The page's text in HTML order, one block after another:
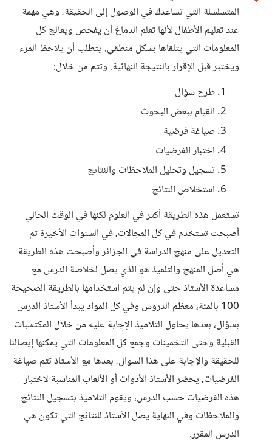
المتسلسلة التي تساعدك في الوصول إلى الحقيقة، وهي مهمة
عند تعليم الأطفال لأنها تعلم الدماغ أن يفحص ويعالج كل
المعلومات التي يتلقاها بشكل منطقي. يتطلب أن يلاحظ المرء
ويختبر قبل الإقرار بالنتيجة النهائية. وتتم من خلال:
طرح سؤال
القيام ببعض البحوث
صياغة فرضية
اختبار الفرضيات
تسجيل وتحليل الملاحظات والنتائج
استخلاص النتائج
تستعمل هذه الطريقة أكثر في العلوم لكنها في الوقت الحالي
أصبحت تستخدم في كل المجالات، في السنوات الأخيرة تم
التعديل على منهج الدراسة في الجزائر وأصبحت هذه الطريقة
هي أصل المنهج والتلميذ هو الذي يصل لخلاصة الدرس مع
مساعدة الأستاذ حتى وإن لم يتم استخدامها بالطريقة الصحيحة
100 بالمئة، معظم الدروس وفي كل المواد يبدأ الأستاذ الدرس
بسؤال، بعدها يحاول التلاميذ الإجابة عليه من خلال المكتسبات
القبلية وحتى التخمينات وجمع كل المعلومات التي يمكنها إيصالنا
للحقيقة والإجابة على هذا السؤال، بعدها مع الأستاذ تتم صياغة
الفرضيات، يحضر الأستاذ الأدوات أو الألعاب المناسبة لاختبار
هذه الفرضيات حسب الدرس، ويقوم التلاميذ بتسجيل النتائج
والملاحظات وفي النهاية يصل الأستاذ للنتائج التي تكون هي
الدرس المقرر.